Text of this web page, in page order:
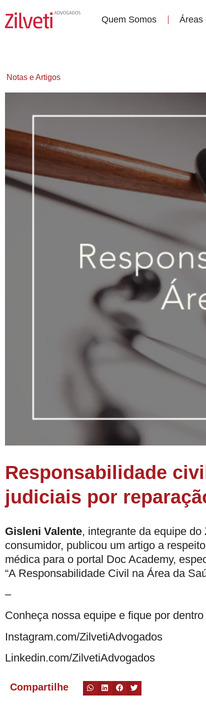
Quem Somos Áreas
Notas e Artigos
Responsabilidade
judiciais por
Gisleni Valente, integrante da equipe
consumidor, publicou um artigo a
médica para o portal Doc Academy,
“A Responsabilidade Civil na Área da
–
Conheça nossa equipe e fique por
Instagram.com/ZilvetiAdvogados
Linkedin.com/ZilvetiAdvogados
Compartilhe